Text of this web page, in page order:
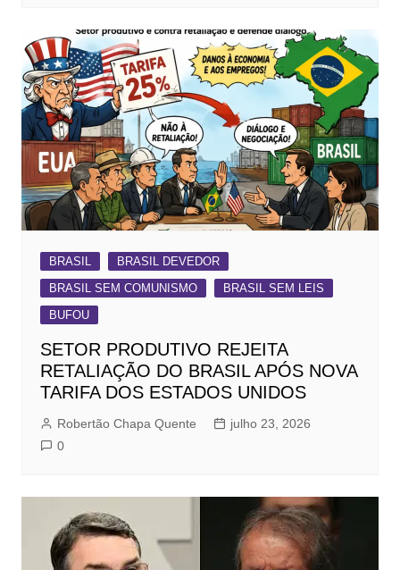
BRASIL
BRASIL DEVEDOR
BRASIL SEM COMUNISMO
BRASIL SEM LEIS
BUFOU
SETOR PRODUTIVO REJEITA
RETALIAÇÃO DO BRASIL APÓS NOVA
TARIFA DOS ESTADOS UNIDOS
Robertão Chapa Quente
julho 23, 2026
0